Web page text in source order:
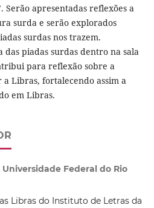
Serão apresentadas reflexões a
surda e serão explorados
surdas nos trazem.
das piadas surdas dentro na sala
para reflexão sobre a
Libras, fortalecendo assim a
em Libras.
Federal do Rio
Libras do Instituto de Letras da